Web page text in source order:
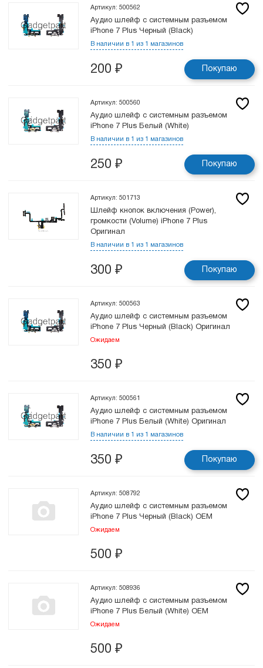
Артикул: 500562
Аудио шлейф с системным разъемом
iPhone 7 Plus Черный (Black)
В наличии в 1 из 1 магазинов
200 ₽ Покупаю
Артикул: 500560
Аудио шлейф с системным разъемом
iPhone 7 Plus Белый (White)
В наличии в 1 из 1 магазинов
250 ₽ Покупаю
Артикул: 501713
Шлейф кнопок включения (Power),
громкости (Volume) iPhone 7 Plus
Оригинал
В наличии в 1 из 1 магазинов
300 ₽ Покупаю
Артикул: 500563
Аудио шлейф с системным разъемом
iPhone 7 Plus Черный (Black) Оригинал
Ожидаем
350 ₽
Артикул: 500561
Аудио шлейф с системным разъемом
iPhone 7 Plus Белый (White) Оригинал
В наличии в 1 из 1 магазинов
350 ₽ Покупаю
Артикул: 508792
Аудио шлейф с системным разъемом
iPhone 7 Plus Черный (Black) OEM
Ожидаем
500 ₽
Артикул: 508936
Аудио шлейф с системным разъемом
iPhone 7 Plus Белый (White) OEM
Ожидаем
500 ₽